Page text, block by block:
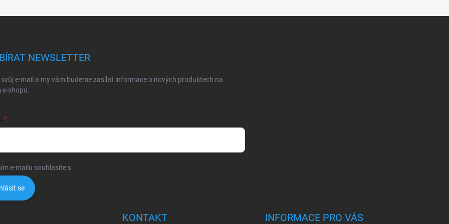
NEWSLETTER
e-mail a my vám budeme zasílat informace o nových produktech na
e-shopu.
e-mailu souhlasíte s
se
KONTAKT INFORMACE PRO VÁS